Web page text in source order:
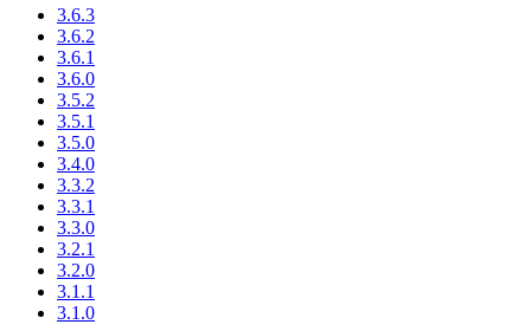
3.6.3
3.6.2
3.6.1
3.6.0
3.5.2
3.5.1
3.5.0
3.4.0
3.3.2
3.3.1
3.3.0
3.2.1
3.2.0
3.1.1
3.1.0